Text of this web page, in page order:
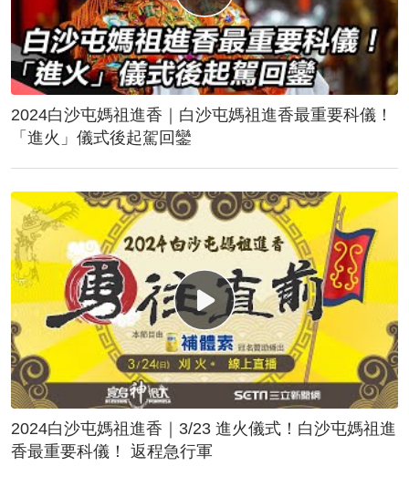
2024白沙屯媽祖進香｜白沙屯媽祖進香最重要科儀！
「進火」儀式後起駕回鑾
2024白沙屯媽祖進香｜3/23 進火儀式！白沙屯媽祖進
香最重要科儀！ 返程急行軍